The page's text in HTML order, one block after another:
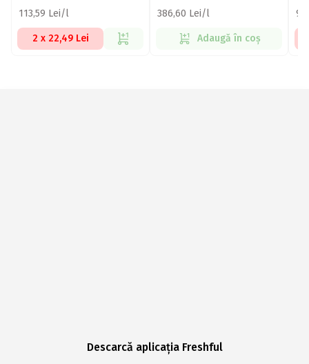
113,59 Lei/l
2 x 22,49 Lei
386,60 Lei/l
Adaugă în coș
Descarcă aplicația Freshful